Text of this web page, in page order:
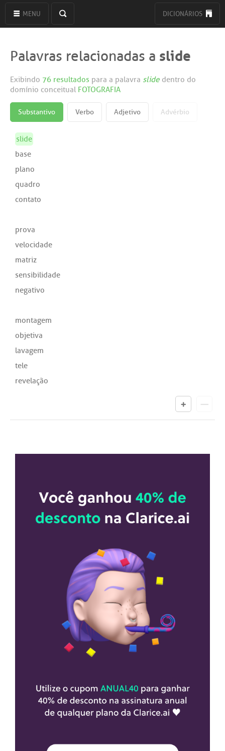
MENU DICIONÁRIOS
Palavras relacionadas a slide
Exibindo 76 resultados para a palavra slide dentro do
domínio conceitual FOTOGRAFIA
Substantivo Verbo Adjetivo Advérbio
slide
base
plano
quadro
contato
prova
velocidade
matriz
sensibilidade
negativo
montagem
objetiva
lavagem
tele
revelação